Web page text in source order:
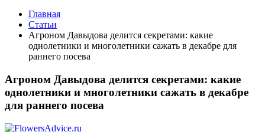
Главная
Статьи
Агроном Давыдова делится секретами: какие
однолетники и многолетники сажать в декабре для
раннего посева
Агроном Давыдова делится секретами: какие
однолетники и многолетники сажать в декабре
для раннего посева